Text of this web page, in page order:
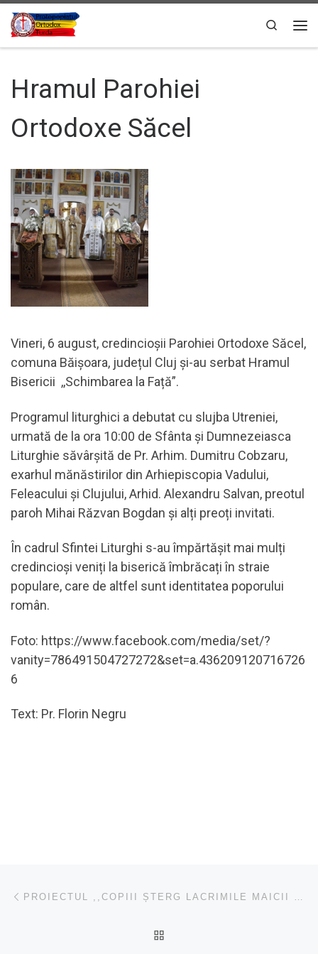
Sari la conținut
Search
Hramul Parohiei
Ortodoxe Săcel
Vineri, 6 august, credincioșii Parohiei Ortodoxe Săcel,
comuna Băișoara, județul Cluj și-au serbat Hramul
Bisericii ,,Schimbarea la Față”.
Programul liturghici a debutat cu slujba Utreniei,
urmată de la ora 10:00 de Sfânta și Dumnezeiasca
Liturghie săvârșită de Pr. Arhim. Dumitru Cobzaru,
exarhul mănăstirilor din Arhiepiscopia Vadului,
Feleacului și Clujului, Arhid. Alexandru Salvan, preotul
paroh Mihai Răzvan Bogdan și alți preoți invitati.
În cadrul Sfintei Liturghi s-au împărtășit mai mulți
credincioși veniți la biserică îmbrăcați în straie
populare, care de altfel sunt identitatea poporului
român.
Foto: https://www.facebook.com/media/set/?
vanity=786491504727272&set=a.436209120716726
6
Text: Pr. Florin Negru
Navigare în articole